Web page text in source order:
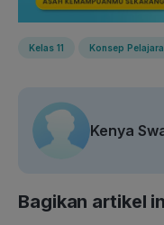
Kelas 11 Konsep
Kenya
Bagikan artikel